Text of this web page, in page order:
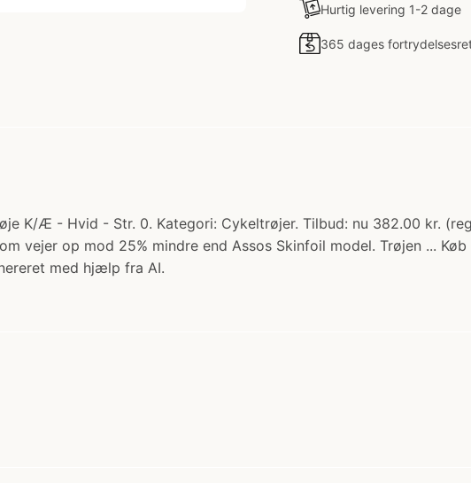
Hurtig levering 1-2 dage
365 dages
K/Æ - Hvid - Str. 0. Kategori: Cykeltrøjer. Tilbud: nu 382.00 kr.
vejer op mod 25% mindre end Assos Skinfoil model. Trøjen ...
med hjælp fra AI.